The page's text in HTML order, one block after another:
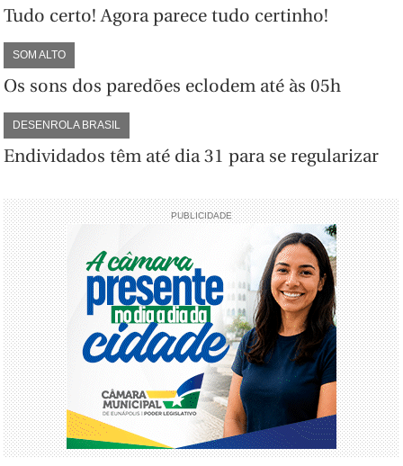
Tudo certo! Agora parece tudo certinho!
SOM ALTO
Os sons dos paredões eclodem até às 05h
DESENROLA BRASIL
Endividados têm até dia 31 para se regularizar
PUBLICIDADE